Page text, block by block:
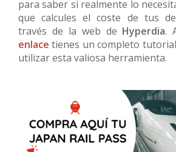
para saber si realmente lo
que calcules el coste de tus
través de la web de Hyperdia.
enlace tienes un completo
utilizar esta valiosa herramienta.